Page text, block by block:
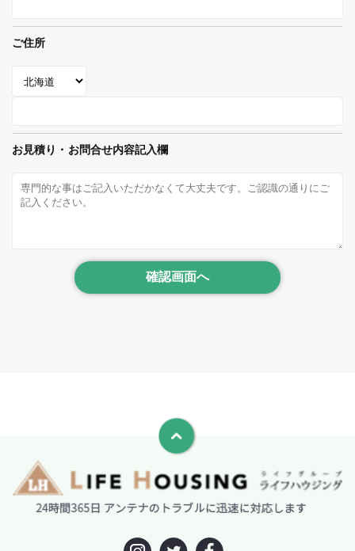
ご住所
お見積り・お問合せ内容記入欄